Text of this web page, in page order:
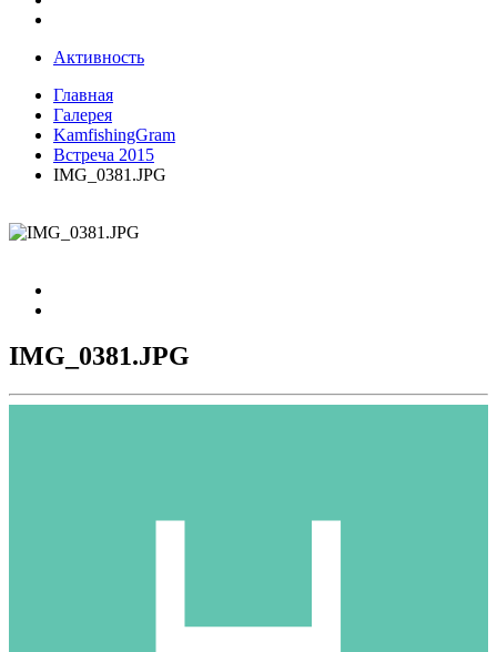
Активность
Главная
Галерея
KamfishingGram
Встреча 2015
IMG_0381.JPG
IMG_0381.JPG